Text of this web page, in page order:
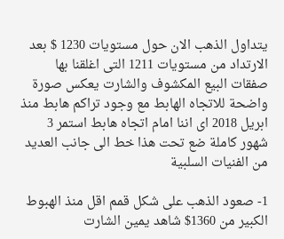
يتداول الذهب الان حول مستويات 1230 $ بعد
الارتداد من مستويات 1211 التى اغلقنا بها
صفقات البيع المكشوف والشارت يعكس صورة
واضحة للاتجاه الهابط مع وجود تراكم هابط منذ
شهور كاملة ضع تحت هذا خط الى جانب العديد
من الفنيات السلبية
1- صعود الذهب على شكل قمم اقل منذ الهبوط
الكبير من 1360$ شاهد يمين الشارت